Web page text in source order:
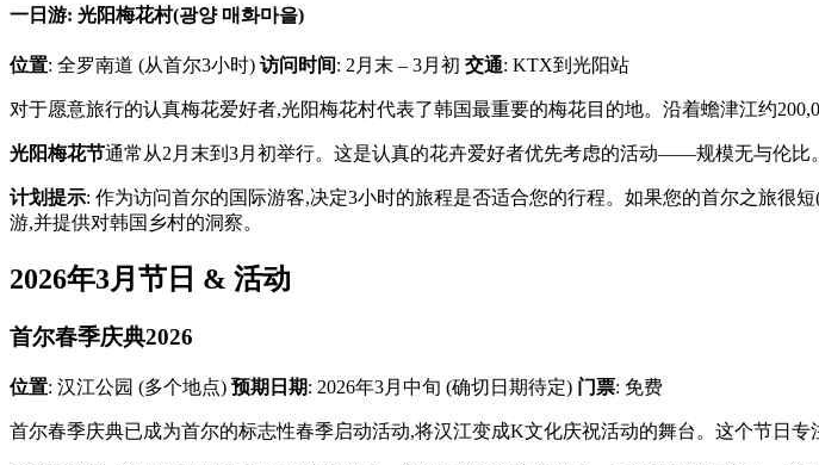
一日游: 光阳梅花村(광양 매화마을)
位置: 全罗南道 (从首尔3小时) 访问时间: 2月末 – 3月初 交通: KTX到光阳站
对于愿意旅行的认真梅花爱好者,光阳梅花村代表了韩国最重要的梅花目的地。沿着蟾津江约
光阳梅花节通常从2月末到3月初举行。这是认真的花卉爱好者优先考虑的活动——规模无与伦比。
计划提示: 作为访问首尔的国际游客,决定3小时的旅程是否适合您的行程。如果您的首尔之旅很
游,并提供对韩国乡村的洞察。
2026年3月节日 & 活动
首尔春季庆典2026
位置: 汉江公园 (多个地点) 预期日期: 2026年3月中旬 (确切日期待定) 门票: 免费
首尔春季庆典已成为首尔的标志性春季启动活动,将汉江变成K文化庆祝活动的舞台。这个节日